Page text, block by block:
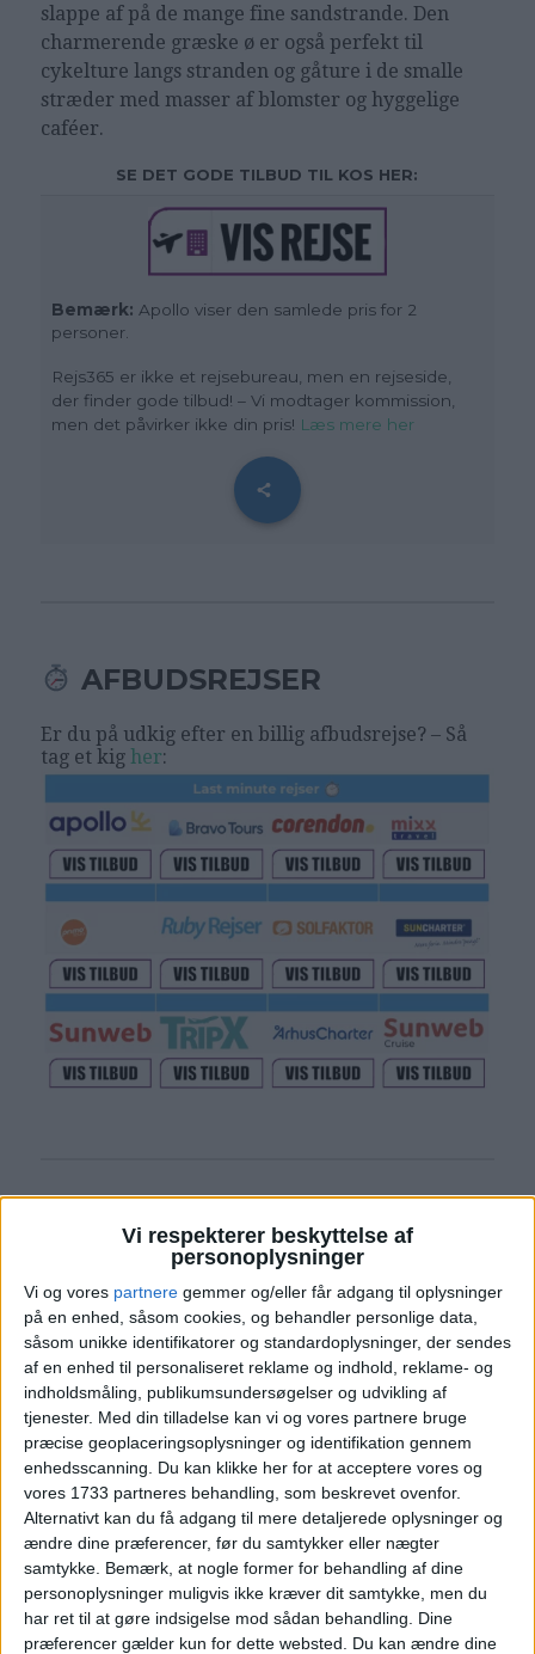
Vi respekterer beskyttelse af
personoplysninger
Vi og vores partnere gemmer og/eller får adgang til oplysninger
på en enhed, såsom cookies, og behandler personlige data,
såsom unikke identifikatorer og standardoplysninger, der sendes
af en enhed til personaliseret reklame og indhold, reklame- og
indholdsmåling, publikumsundersøgelser og udvikling af
tjenester. Med din tilladelse kan vi og vores partnere bruge
præcise geoplaceringsoplysninger og identifikation gennem
enhedsscanning. Du kan klikke her for at acceptere vores og
vores 1733 partneres behandling, som beskrevet ovenfor.
Alternativt kan du få adgang til mere detaljerede oplysninger og
ændre dine præferencer, før du samtykker eller nægter
samtykke. Bemærk, at nogle former for behandling af dine
personoplysninger muligvis ikke kræver dit samtykke, men du
har ret til at gøre indsigelse mod sådan behandling. Dine
præferencer gælder kun for dette websted. Du kan ændre dine
slappe af på de mange fine sandstrande. Den
charmerende græske ø er også perfekt til
cykelture langs stranden og gåture i de smalle
stræder med masser af blomster og hyggelige
caféer.
SE DET GODE TILBUD TIL KOS HER:
Bemærk: Apollo viser den samlede pris for 2
personer.
Rejs365 er ikke et rejsebureau, men en rejseside,
der finder gode tilbud! – Vi modtager kommission,
men det påvirker ikke din pris! Læs mere her
AFBUDSREJSER
Er du på udkig efter en billig afbudsrejse? – Så
tag et kig her:
Læs videre efter Annoncen
Annonce
PRISOVERSIGT
KØBENHAVN: 20. – 27. JUN 2025 (7 NÆTTER)
Pris 2.498,-